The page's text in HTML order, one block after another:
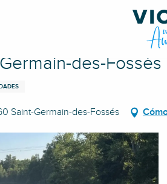
des-Fossés
Saint-Germain-des-Fossés